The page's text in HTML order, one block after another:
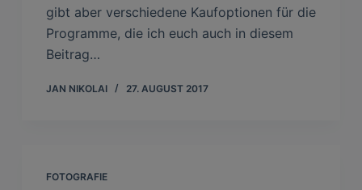
gibt aber verschiedene Kaufoptionen für die
Programme, die ich euch auch in diesem
Beitrag…
JAN NIKOLAI 27. AUGUST 2017
FOTOGRAFIE